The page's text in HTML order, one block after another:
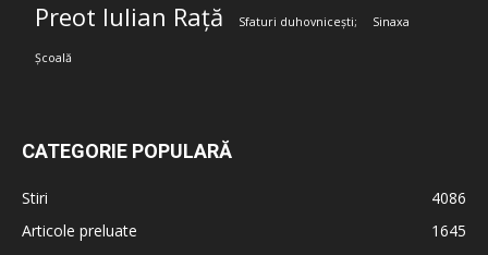
Preot Iulian Rață Sfaturi duhovnicești; Sinaxa
Școală
CATEGORIE POPULARĂ
Stiri
4086
Articole preluate
1645